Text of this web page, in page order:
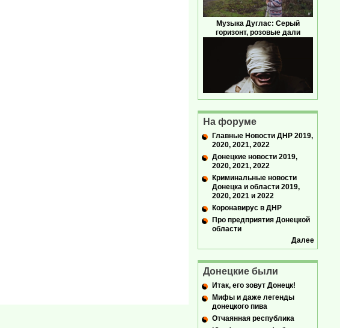
Музыка Дуглас: Серый
горизонт, розовые дали
На форуме
Главные Новости ДНР 2019,
2020, 2021, 2022
Донецкие новости 2019,
2020, 2021, 2022
Криминальные новости
Донецка и области 2019,
2020, 2021 и 2022
Коронавирус в ДНР
Про предприятия Донецкой
области
Далее
Донецкие были
Итак, его зовут Донецк!
Мифы и даже легенды
донецкого пива
Отчаянная республика